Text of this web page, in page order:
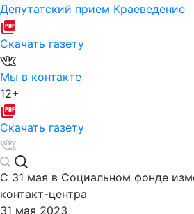
Депутатский прием Краеведение
Скачать газету
Мы в контакте
12+
Скачать газету
С 31 мая в Социальном фонде
контакт-центра
31 мая 2023